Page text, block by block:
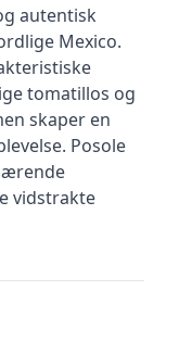
autentisk
Mexico.
tomatillos og
skaper en
Posole
vidstrakte